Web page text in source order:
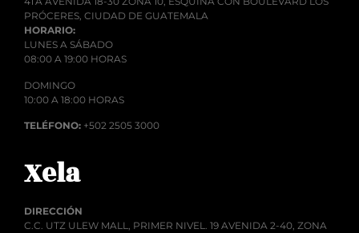
PRÓCERES, CIUDAD DE GUATEMALA
HORARIO:
LUNES A SÁBADO
08:00 A 19:00 HORAS
DOMINGO
10:00 A 18:00 HORAS
TELÉFONO: +502 2505 3000
Xela
DIRECCIÓN
C.C. UTZ ULEW MALL, PRIMER NIVEL. 19 AVENIDA 2-40, ZONA